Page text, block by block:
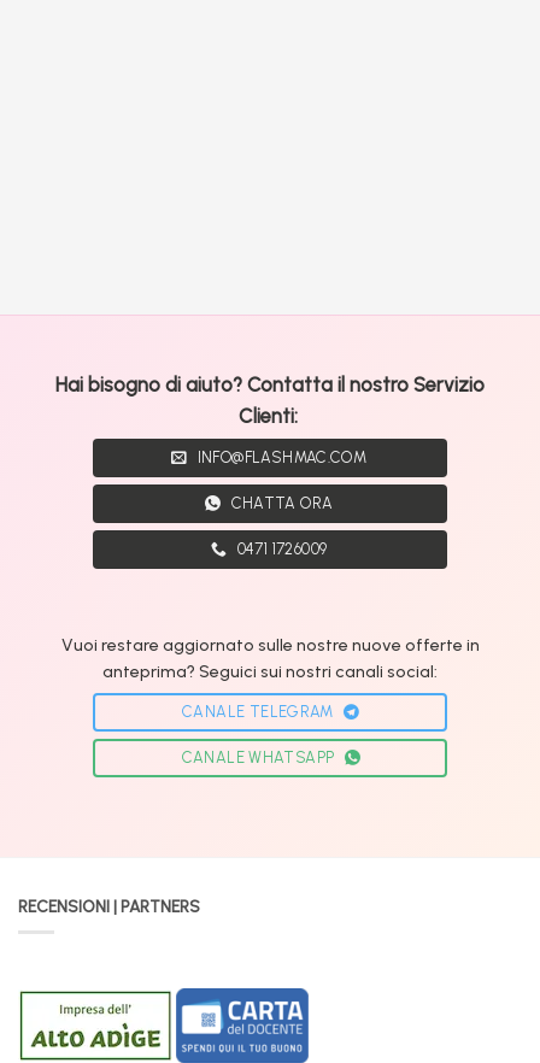
Hai bisogno di aiuto? Contatta il nostro Servizio
Clienti:
INFO@FLASHMAC.COM
CHATTA ORA
0471 1726009
Vuoi restare aggiornato sulle nostre nuove offerte in
anteprima? Seguici sui nostri canali social:
CANALE TELEGRAM
CANALE WHATSAPP
RECENSIONI | PARTNERS